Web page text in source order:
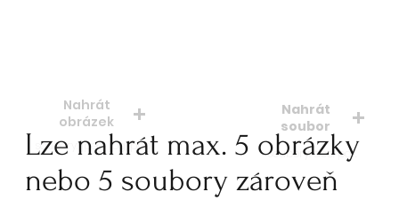
Nahrát
obrázek
soubory: jpeg, jpg, png
Nahrát
soubor
soubory: doc. pdf.
Lze nahrát max. 5 obrázky
nebo 5 soubory zároveň